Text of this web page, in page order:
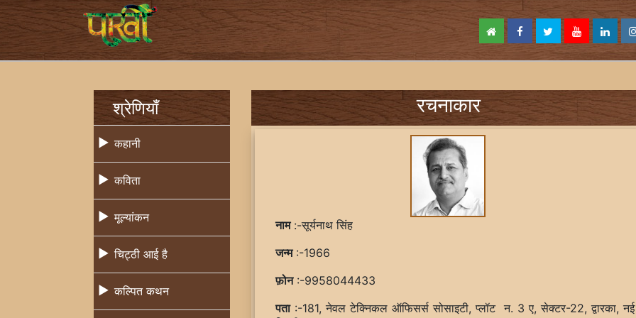
श्रेणियाँ
कहानी
कविता
मूल्यांकन
चिट्ठी आई है
कल्पित कथन
रचनाकार
नाम:-सूर्यनाथ सिंह
जन्म:-1966
फ़ोन:-9958044433
पता:-181, नेवल टेक्निकल ऑफिसर्स सोसाइटी, प्लॉट न. 3 ए, सेक्टर-22, द्वारका, नई